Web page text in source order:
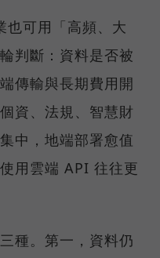
也可用「高頻、大
判斷：資料是否被
傳輸與長期費用開
資、法規、智慧財
中，地端部署愈值
用雲端 API 往往更
種。第一，資料仍